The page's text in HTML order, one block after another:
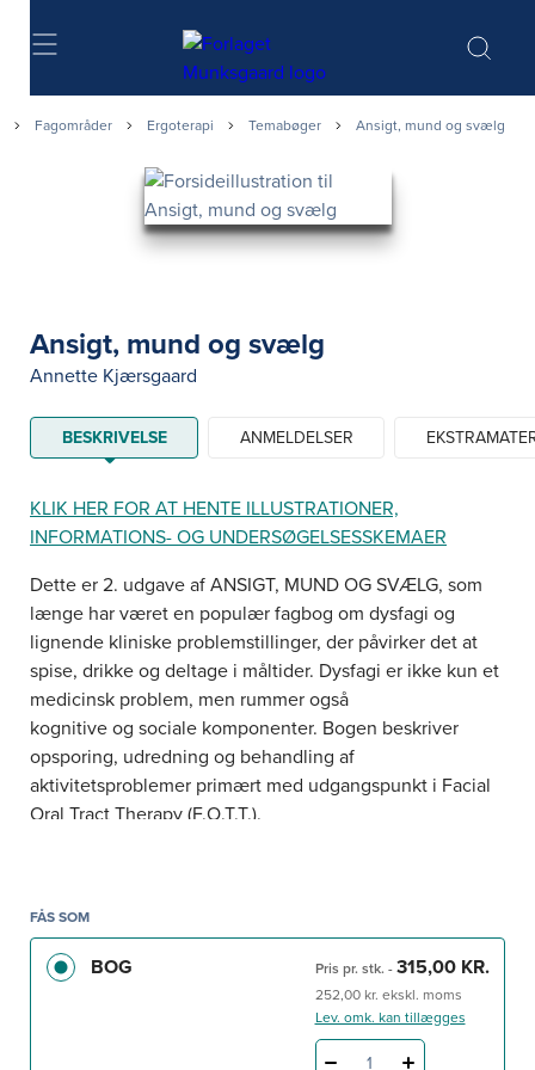
Søg
Fagområder Ergoterapi Temabøger Ansigt, mund og svælg
Ansigt, mund og svælg
Annette Kjærsgaard
BESKRIVELSE ANMELDELSER
KLIK HER FOR AT HENTE ILLUSTRATIONER,
INFORMATIONS- OG UNDERSØGELSESSKEMAER
Dette er 2. udgave af ANSIGT, MUND OG SVÆLG, som
længe har været en populær fagbog om dysfagi og
lignende kliniske problemstillinger, der påvirker det at
spise, drikke og deltage i måltider. Dysfagi er ikke kun et
medicinsk problem, men rummer også
kognitive og sociale komponenter. Bogen beskriver
opsporing, udredning og behandling af
aktivitetsproblemer primært med udgangspunkt i Facial
Oral Tract Therapy (F.O.T.T.).
struktur, som i højere grad sikrer relevans på tværs af de
sundhedsfaglige professioner. Kapitel 1-7 er almene og
henvender sig til studerende og alle
sundhedsprofessionelle, som i det daglige medvirker
ved opsporing af børn og voksne med dysfagi. Kapitel 8-
13 og 18-19 har fokus på udredning og er målrettet
FÅS SOM
BOG Pris pr. stk. - 315,00 KR.
252,00 kr. ekskl. moms
Lev. omk. kan tillægges
1